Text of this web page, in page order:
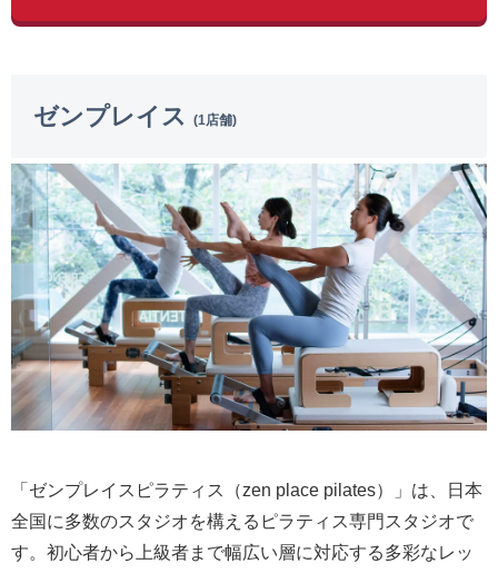
ゼンプレイス (1店舗)
「ゼンプレイスピラティス（zen place pilates）」は、日本
全国に多数のスタジオを構えるピラティス専門スタジオで
す。初心者から上級者まで幅広い層に対応する多彩なレッ